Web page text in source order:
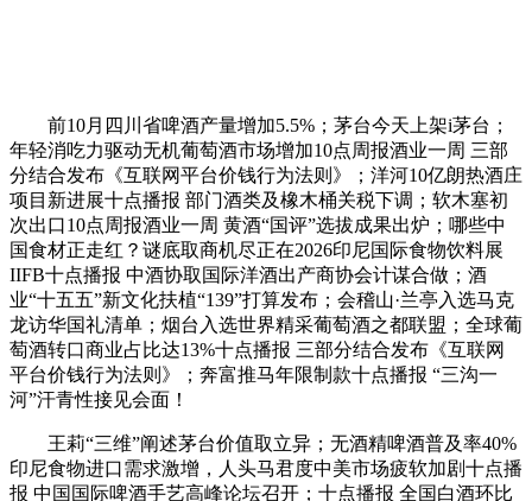
前10月四川省啤酒产量增加5.5%；茅台今天上架i茅台；
年轻消吃力驱动无机葡萄酒市场增加10点周报酒业一周 三部
分结合发布《互联网平台价钱行为法则》；洋河10亿朗热酒庄
项目新进展十点播报 部门酒类及橡木桶关税下调；软木塞初
次出口10点周报酒业一周 黄酒“国评”选拔成果出炉；哪些中
国食材正走红？谜底取商机尽正在2026印尼国际食物饮料展
IIFB十点播报 中酒协取国际洋酒出产商协会计谋合做；酒
业“十五五”新文化扶植“139”打算发布；会稽山·兰亭入选马克
龙访华国礼清单；烟台入选世界精采葡萄酒之都联盟；全球葡
萄酒转口商业占比达13%十点播报 三部分结合发布《互联网
平台价钱行为法则》；奔富推马年限制款十点播报 “三沟一
河”汗青性接见会面！
王莉“三维”阐述茅台价值取立异；无酒精啤酒普及率40%
印尼食物进口需求激增，人头马君度中美市场疲软加剧十点播
报 中国国际啤酒手艺高峰论坛召开；十点播报 全国白酒环比